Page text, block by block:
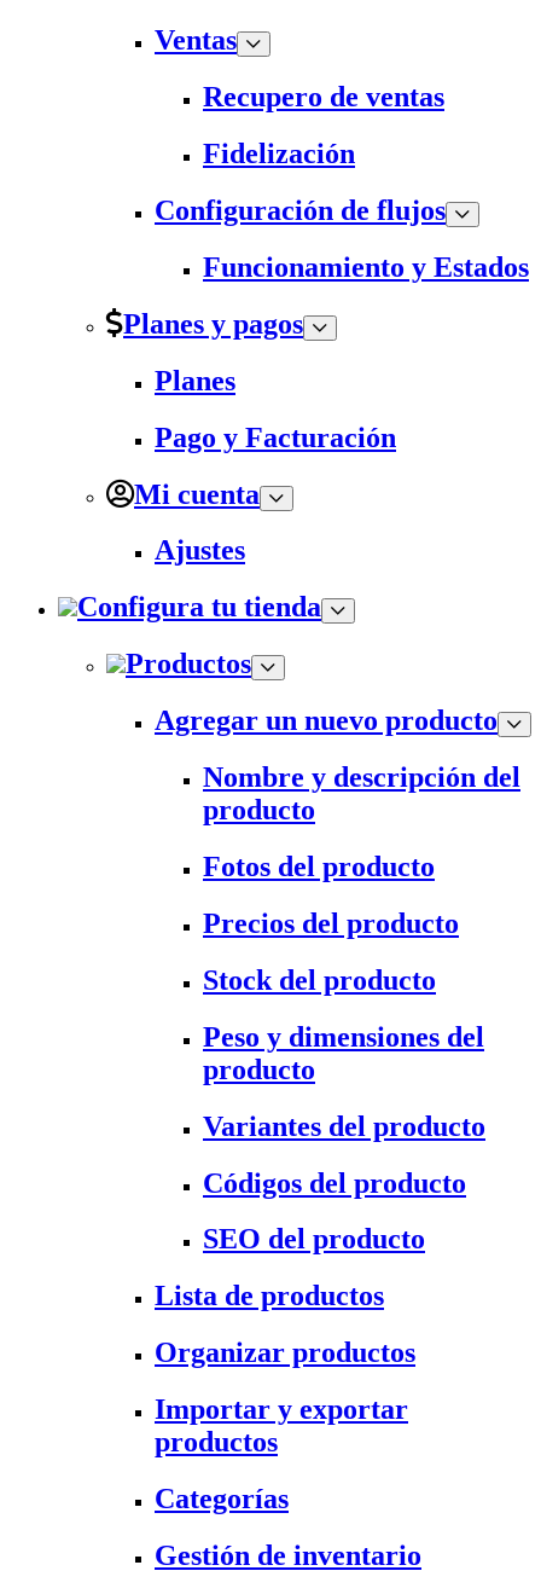
Ventas
Recupero de ventas
Fidelización
Configuración de flujos
Funcionamiento y Estados
Planes y pagos
Planes
Pago y Facturación
Mi cuenta
Ajustes
Configura tu tienda
Productos
Agregar un nuevo producto
Nombre y descripción del
producto
Fotos del producto
Precios del producto
Stock del producto
Peso y dimensiones del
producto
Variantes del producto
Códigos del producto
SEO del producto
Lista de productos
Organizar productos
Importar y exportar
productos
Categorías
Gestión de inventario